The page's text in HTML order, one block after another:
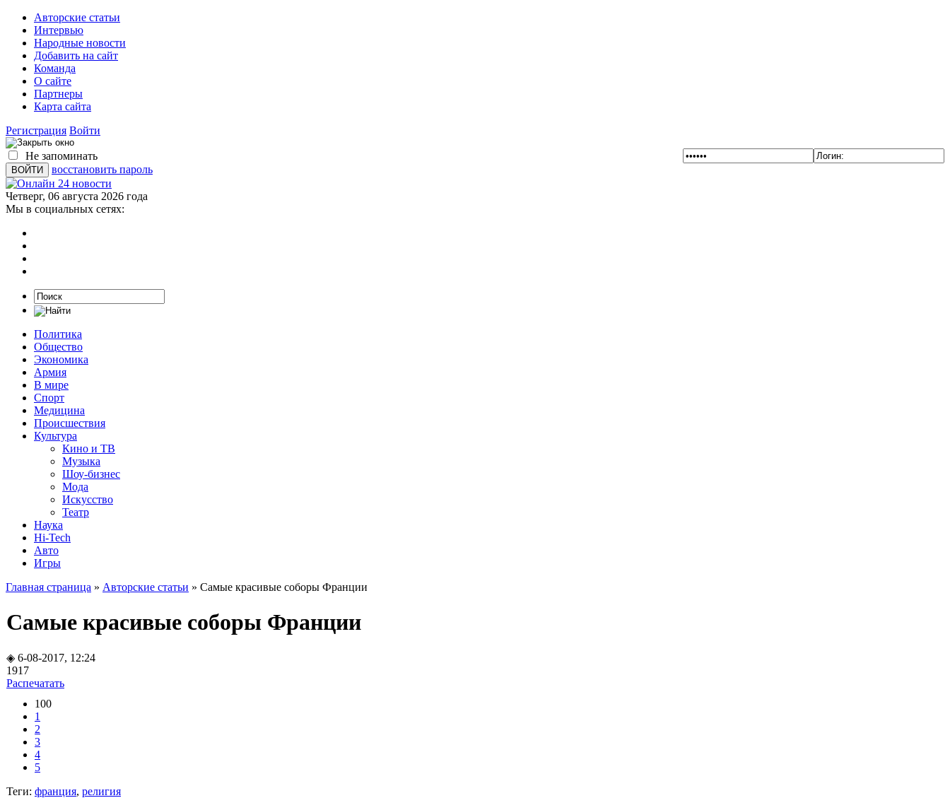
Авторские статьи
Интервью
Народные новости
Добавить на сайт
Команда
О сайте
Партнеры
Карта сайта
Регистрация Войти
Не запоминать
восстановить пароль
Четверг, 06 августа 2026 года
Мы в социальных сетях:
Политика
Общество
Экономика
Армия
В мире
Спорт
Медицина
Происшествия
Культура
Кино и ТВ
Музыка
Шоу-бизнес
Мода
Искусство
Театр
Наука
Hi-Tech
Авто
Игры
Главная страница » Авторские статьи » Самые красивые соборы Франции
Самые красивые соборы Франции
◈ 6-08-2017, 12:24
1917
Распечатать
100
1
2
3
4
5
Теги: франция, религия